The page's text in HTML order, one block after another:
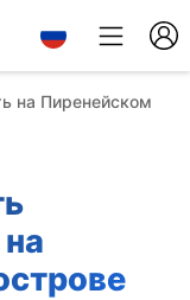
на Пиренейском